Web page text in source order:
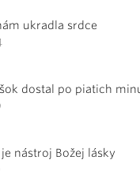
ukradla srdce
dostal po piatich
nástroj Božej lásky